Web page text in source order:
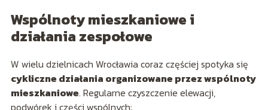
Wspólnoty mieszkaniowe i
działania zespołowe
W wielu dzielnicach Wrocławia coraz częściej spotyka się
cykliczne działania organizowane przez wspólnoty
mieszkaniowe. Regularne czyszczenie elewacji,
podwórek i części wspólnych: